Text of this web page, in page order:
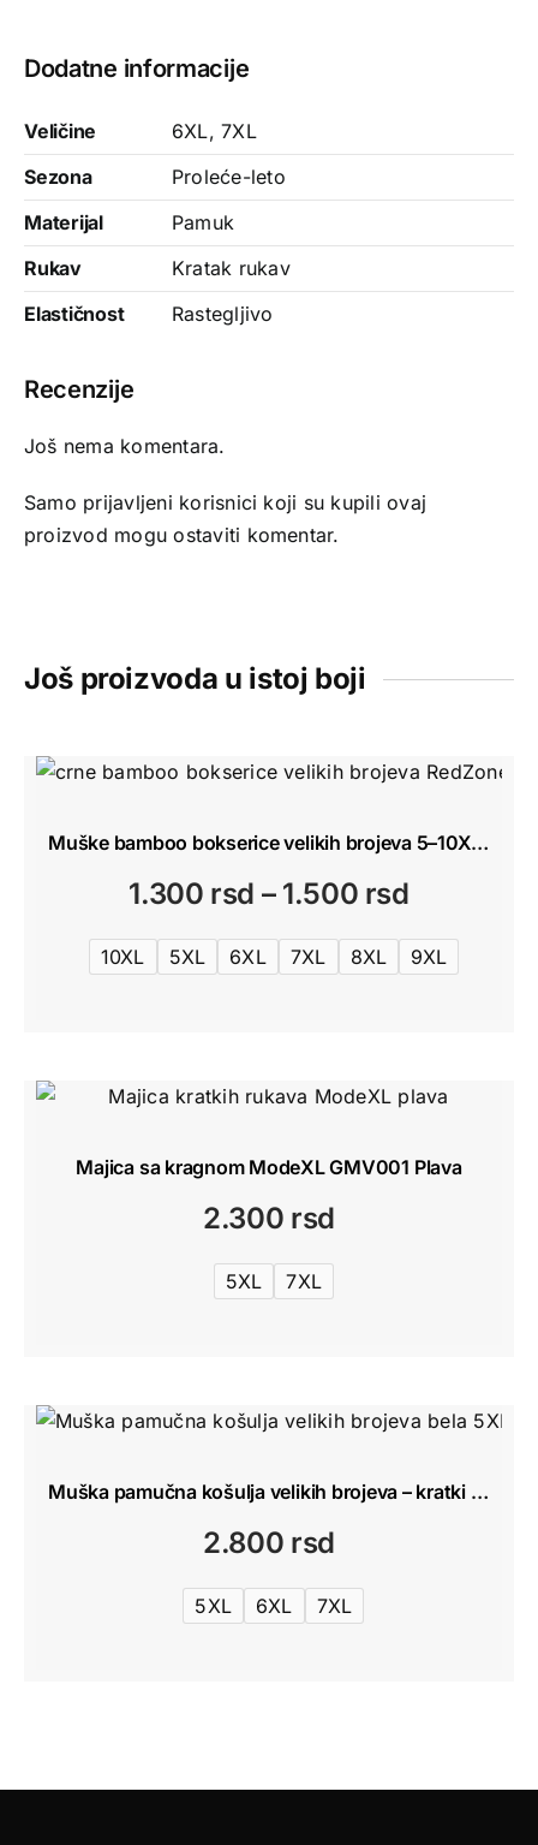
Dodatne informacije
Veličine 6XL,7XL
Sezona
Proleće-leto
Materijal
Pamuk
Rukav
Kratak rukav
Elastičnost
Rastegljivo
Recenzije
Još nema komentara.
Samo prijavljeni korisnici koji su kupili ovaj
proizvod mogu ostaviti komentar.
Još proizvoda u istoj boji
Muške bamboo bokserice velikih brojeva 5–10XL | RedZone
1.300 rsd – 1.500 rsdRaspon
cena:
od
1.500 rsd
10XL 5XL 6XL 7XL 8XL 9XL
Majica sa kragnom ModeXL GMV001 Plava
2.300 rsd
5XL 7XL
Muška pamučna košulja velikih brojeva – kratki rukav 5XL-7XL
2.800 rsd
5XL 6XL 7XL